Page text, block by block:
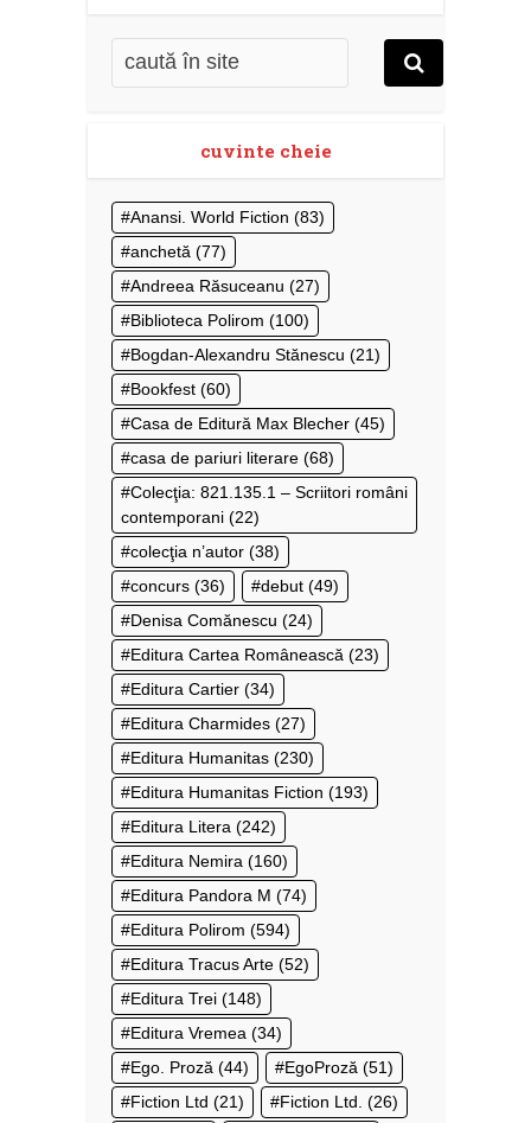
cuvinte cheie
Anansi. World Fiction (83)
anchetă (77)
Andreea Răsuceanu (27)
Biblioteca Polirom (100)
Bogdan-Alexandru Stănescu (21)
Bookfest (60)
Casa de Editură Max Blecher (45)
casa de pariuri literare (68)
Colecţia: 821.135.1 – Scriitori români
contemporani (22)
colecţia n’autor (38)
concurs (36) debut (49)
Denisa Comănescu (24)
Editura Cartea Românească (23)
Editura Cartier (34)
Editura Charmides (27)
Editura Humanitas (230)
Editura Humanitas Fiction (193)
Editura Litera (242)
Editura Nemira (160)
Editura Pandora M (74)
Editura Polirom (594)
Editura Tracus Arte (52)
Editura Trei (148)
Editura Vremea (34)
Ego. Proză (44) EgoProză (51)
Fiction Ltd (21) Fiction Ltd. (26)